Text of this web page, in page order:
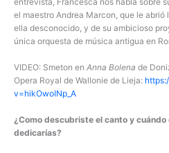
el maestro Andrea Marcon, que le abrió
ella desconocido, y de su ambicioso
única orquesta de música antigua en
VIDEO: Smeton en Anna Bolena de
Opera Royal de Wallonie de Lieja:
v=hikOwoINp_A
¿Como descubriste el canto y
dedicarías?